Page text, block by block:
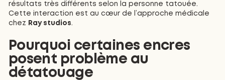
résultats très différents selon la personne tatouée.
Cette interaction est au cœur de l’approche médicale
chez
Ray studios.
Pourquoi certaines encres
posent problème au
détatouage